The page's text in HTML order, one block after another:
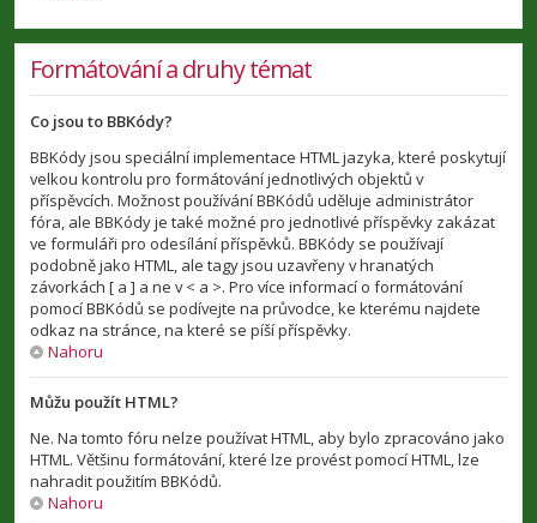
Formátování a druhy témat
Co jsou to BBKódy?
BBKódy jsou speciální implementace HTML jazyka, které poskytují
velkou kontrolu pro formátování jednotlivých objektů v
příspěvcích. Možnost používání BBKódů uděluje administrátor
fóra, ale BBKódy je také možné pro jednotlivé příspěvky zakázat
ve formuláři pro odesílání příspěvků. BBKódy se používají
podobně jako HTML, ale tagy jsou uzavřeny v hranatých
závorkách [ a ] a ne v < a >. Pro více informací o formátování
pomocí BBKódů se podívejte na průvodce, ke kterému najdete
odkaz na stránce, na které se píší příspěvky.
Nahoru
Můžu použít HTML?
Ne. Na tomto fóru nelze používat HTML, aby bylo zpracováno jako
HTML. Většinu formátování, které lze provést pomocí HTML, lze
nahradit použitím BBKódů.
Nahoru